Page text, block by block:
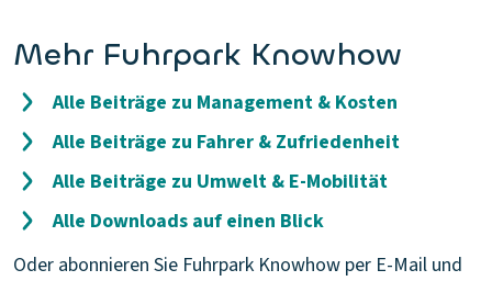
Mehr Fuhrpark Knowhow
Alle Beiträge zu Management & Kosten
Alle Beiträge zu Fahrer & Zufriedenheit
Alle Beiträge zu Umwelt & E-Mobilität
Alle Downloads auf einen Blick
Oder abonnieren Sie Fuhrpark Knowhow per E-Mail und